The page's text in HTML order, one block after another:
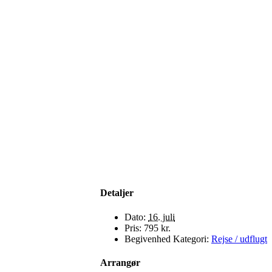
Detaljer
Dato: 16. juli
Pris: 795 kr.
Begivenhed Kategori: Rejse / udflugt
Arrangør